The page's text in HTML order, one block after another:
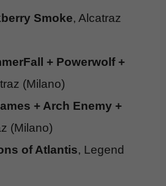
Smoke, Alcatraz
+ Powerwolf +
(Milano)
+ Arch Enemy +
(Milano)
of Atlantis, Legend